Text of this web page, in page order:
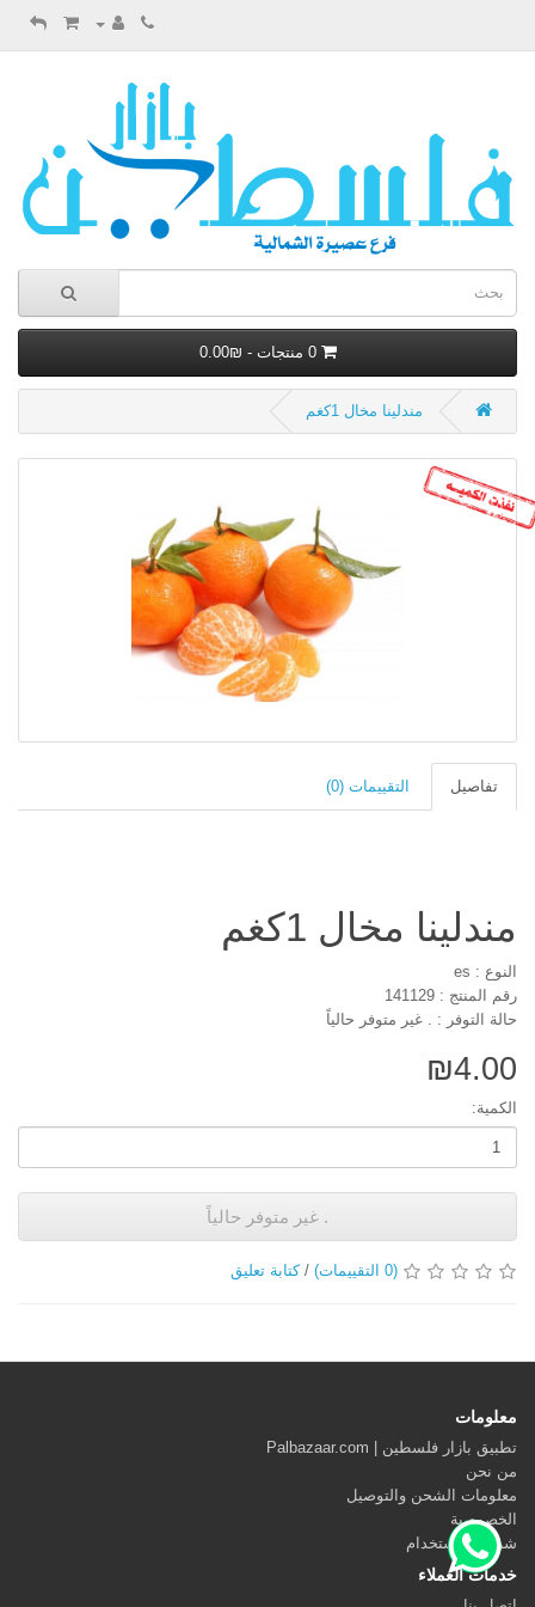
0 منتجات - ₪0.00
مندلينا مخال 1كغم
تفاصيل التقييمات (0)
مندلينا مخال 1كغم
النوع : es
رقم المنتج : 141129
حالة التوفر : . غير متوفر حالياً
₪4.00
الكمية:
. غير متوفر حالياً
(0 التقييمات) /كتابة تعليق
معلومات
تطبيق بازار فلسطين | Palbazaar.com
من نحن
معلومات الشحن والتوصيل
الخصوصية
شروط الاستخدام
خدمات العملاء